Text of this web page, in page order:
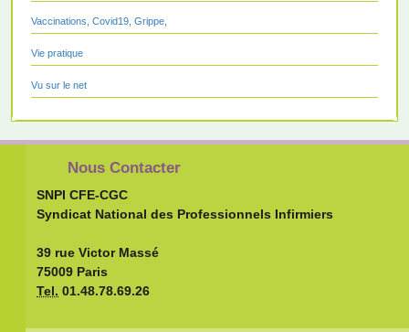
Vaccinations, Covid19, Grippe,
Vie pratique
Vu sur le net
Nous Contacter
SNPI CFE-CGC
Syndicat National des Professionnels Infirmiers
39 rue Victor Massé
75009 Paris
Tel. 01.48.78.69.26